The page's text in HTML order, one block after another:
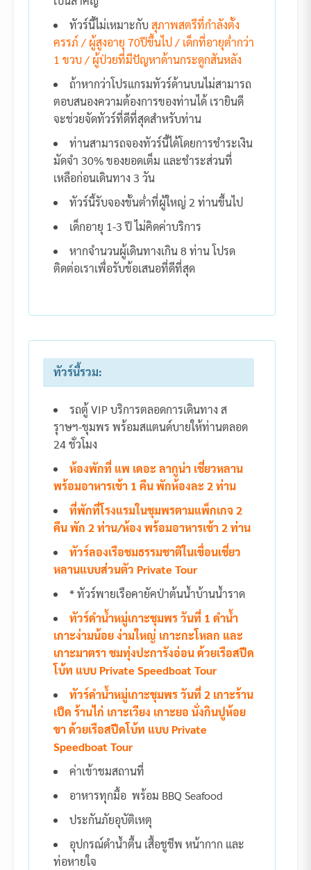
ทัวร์นี้ไม่เหมาะกับสุภาพสตรีที่กำลังตั้ง
ครรภ์ / ผู้สูงอายุ 70ปีขึ้นไป / เด็กที่อายุต่ำกว่า
1 ขวบ / ผู้ป่วยที่มีปัญหาด้านกระดูกสันหลัง
ถ้าหากว่าโปรแกรมทัวร์ด้านบนไม่สามารถ
ตอบสนองความต้องการของท่านได้ เรายินดี
จะช่วยจัดทัวร์ที่ดีที่สุดสำหรับท่าน
ท่านสามารถจองทัวร์นี้ได้โดยการชำระเงิน
มัดจำ 30% ของยอดเต็ม และชำระส่วนที่
เหลือก่อนเดินทาง 3 วัน
ทัวร์นี้รับจองขั้นต่ำที่ผู้ใหญ่ 2 ท่านขึ้นไป
เด็กอายุ 1-3 ปี ไม่คิดค่าบริการ
หากจำนวนผู้เดินทางเกิน 8 ท่าน โปรด
ติดต่อเราเพื่อรับข้อเสนอที่ดีที่สุด
ทัวร์นี้รวม:
รถตู้ VIP บริการตลอดการเดินทาง ส
รุาษฯ-ชุมพร พร้อมสแตนด์บายให้ท่านตลอด
24 ชั่วโมง
ห้องพักที่ แพ เดอะ ลากูน่า เชี่ยวหลาน
พร้อมอาหารเช้า 1 คืน พักห้องละ 2 ท่าน
ที่พักที่โรงแรมในชุมพรตามแพ็กเกจ 2
คืน พัก 2 ท่าน/ห้อง พร้อมอาหารเช้า 2 ท่าน
ทัวร์ลองเรือชมธรรมชาติในเขื่อนเชี่ยว
หลานแบบส่วนตัว Private Tour
* ทัวร์พายเรือคายัคป่าต้นน้ำบ้านน้ำราด
ทัวร์ดำน้ำหมู่เกาะชุมพร วันที่ 1 ดำน้ำ
เกาะง่ามน้อย ง่ามใหญ่ เกาะกะโหลก และ
เกาะมาตรา ชมทุ่งปะการังอ่อน ด้วยเรือสปีด
โบ้ท แบบ Private Speedboat Tour
ทัวร์ดำน้ำหมู่เกาะชุมพร วันที่ 2 เกาะร้าน
เป็ด ร้านไก่ เกาะเวียง เกาะยอ นั่งกินปูห้อย
ขา ด้วยเรือสปีดโบ้ท แบบ Private
Speedboat Tour
ค่าเข้าชมสถานที่
อาหารทุกมื้อ พร้อม BBQ Seafood
ประกันภัยอุบัติเหตุ
อุปกรณ์ดำน้ำตื้น เสื้อชูชีพ หน้ากาก และ
ท่อหายใจ